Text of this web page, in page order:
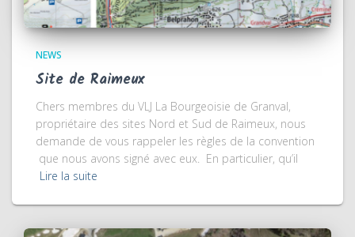
NEWS
Site de Raimeux
Chers membres du VLJ La Bourgeoisie de Granval,
propriétaire des sites Nord et Sud de Raimeux, nous
demande de vous rappeler les règles de la convention
que nous avons signé avec eux. En particulier, qu’il
Lire la suite